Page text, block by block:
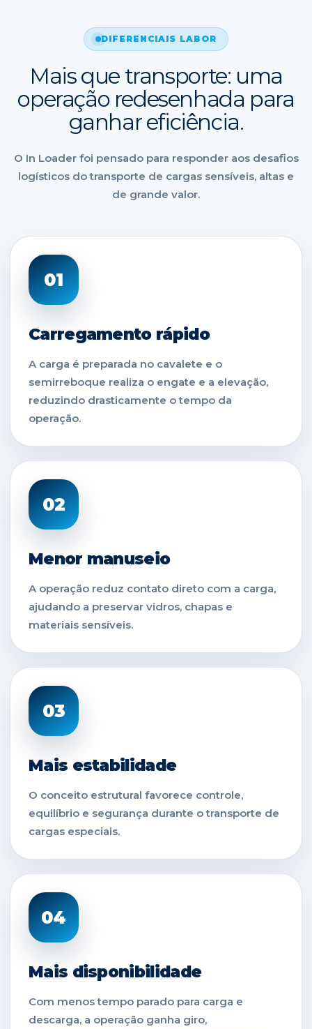
DIFERENCIAIS LABOR
Mais que transporte: uma
operação redesenhada para
ganhar eficiência.
O In Loader foi pensado para responder aos desafios
logísticos do transporte de cargas sensíveis, altas e
de grande valor.
01
Carregamento rápido
A carga é preparada no cavalete e o
semirreboque realiza o engate e a elevação,
reduzindo drasticamente o tempo da
operação.
02
Menor manuseio
A operação reduz contato direto com a carga,
ajudando a preservar vidros, chapas e
materiais sensíveis.
03
Mais estabilidade
O conceito estrutural favorece controle,
equilíbrio e segurança durante o transporte de
cargas especiais.
04
Mais disponibilidade
Com menos tempo parado para carga e
descarga, a operação ganha giro,